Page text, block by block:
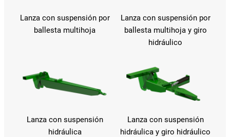
Lanza con suspensión por
ballesta multihoja
Lanza con suspensión por
ballesta multihoja y giro
hidráulico
Lanza con suspensión
hidráulica
Lanza con suspensión
hidráulica y giro hidráulico